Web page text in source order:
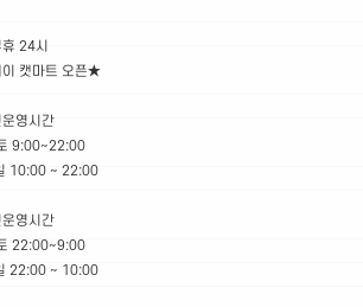
24시
캣마트 오픈★
영시간
9:00~22:00
10:00 ~ 22:00​
영시간
22:00~9:00
22:00 ~ 10:00​